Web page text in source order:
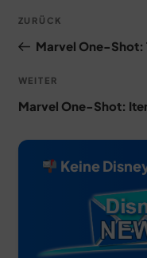
Vorheriger
Beitrag
ZURÜCK
Marvel One-Shot:
Nächster
Beitrag
WEITER
Marvel One-Shot:
Keine